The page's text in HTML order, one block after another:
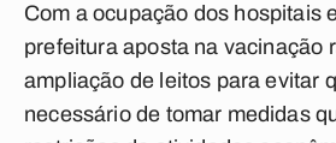
Com a ocupação dos hospitais
prefeitura aposta na vacinação
ampliação de leitos para evitar
necessário de tomar medidas